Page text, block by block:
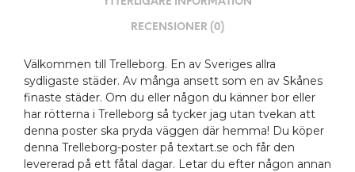
RECENSIONER (0)
Välkommen till Trelleborg. En av Sveriges allra
sydligaste städer. Av många ansett som en av Skånes
finaste städer. Om du eller någon du känner bor eller
har rötterna i Trelleborg så tycker jag utan tvekan att
denna poster ska pryda väggen där hemma! Du köper
denna Trelleborg-poster på textart.se och får den
levererad på ett fåtal dagar. Letar du efter någon annan